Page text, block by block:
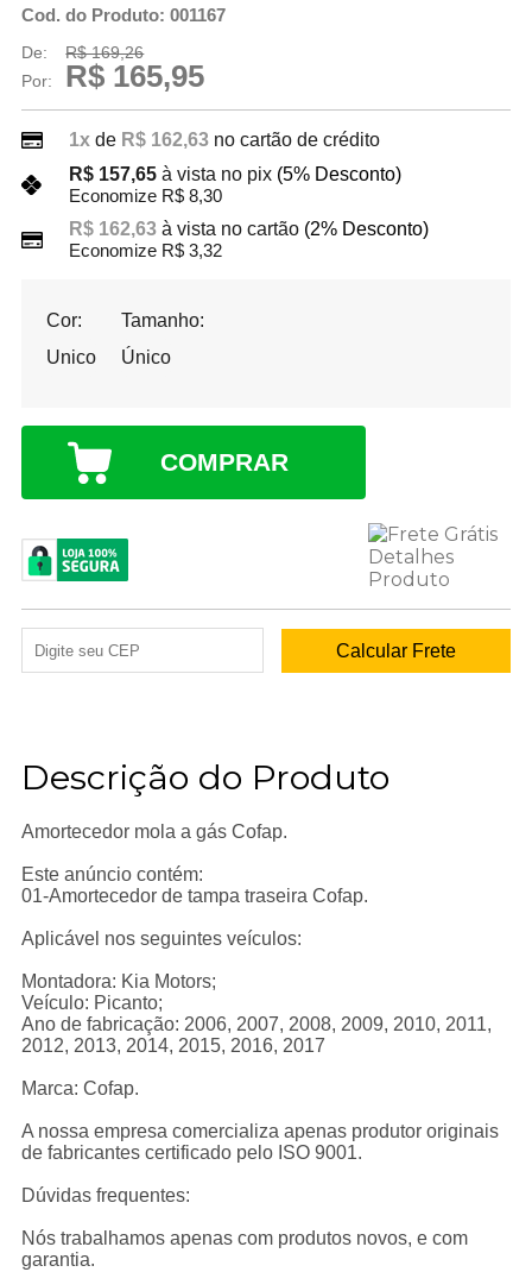
Cod. do Produto: 001167
De:
R$ 169,26
Por:
R$ 165,95
1xde R$ 162,63 no cartão de crédito
R$ 157,65 à vista no pix (5% Desconto)
Economize R$ 8,30
R$ 162,63 à vista no cartão (2% Desconto)
Economize R$ 3,32
Cor:
Unico
Tamanho:
Único
COMPRAR
Descrição do Produto
Amortecedor mola a gás Cofap.
Este anúncio contém:
01-Amortecedor de tampa traseira Cofap.
Aplicável nos seguintes veículos:
Montadora: Kia Motors;
Veículo: Picanto;
Ano de fabricação: 2006, 2007, 2008, 2009, 2010, 2011,
2012, 2013, 2014, 2015, 2016, 2017
Marca: Cofap.
A nossa empresa comercializa apenas produtor originais
de fabricantes certificado pelo ISO 9001.
Dúvidas frequentes:
Nós trabalhamos apenas com produtos novos, e com
garantia.